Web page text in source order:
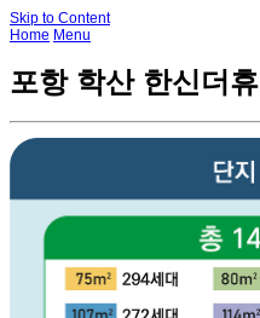
Skip to Content
Home Menu
포항 학산 한신더휴